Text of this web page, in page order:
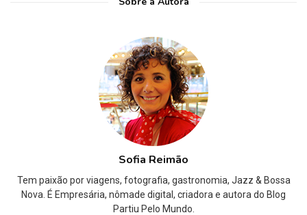
Sofia Reimão
Tem paixão por viagens, fotografia, gastronomia, Jazz & Bossa
Nova. É Empresária, nômade digital, criadora e autora do Blog
Partiu Pelo Mundo.